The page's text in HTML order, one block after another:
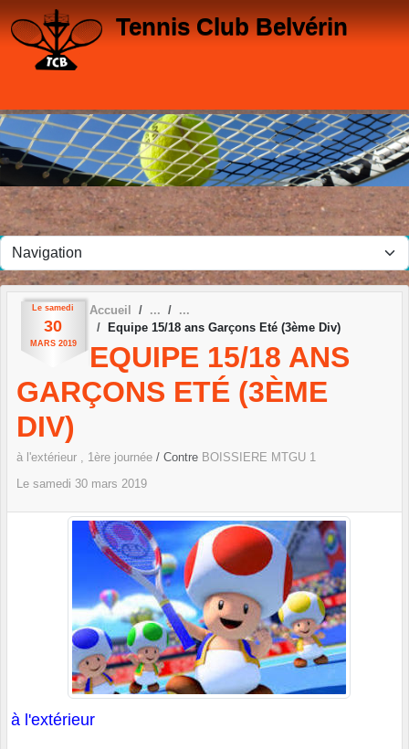
Tennis Club Belvérin
Le samedi
30
MARS 2019
Accueil
Equipe 15/18 ans Garçons Eté (3ème Div)
EQUIPE 15/18 ANS
GARÇONS ETÉ (3ÈME
DIV)
à l'extérieur , 1ère journée / Contre BOISSIERE MTGU 1
Le samedi 30 mars 2019
à l'extérieur
Panneau de gestion des cookies